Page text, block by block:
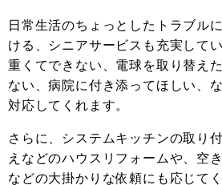
日常生活のちょっとしたトラブル
ける、シニアサービスも充実して
重くてできない、電球を取り替え
ない、病院に付き添ってほしい、
対応してくれます。
さらに、システムキッチンの取り
えなどのハウスリフォームや、空
などの大掛かりな依頼にも応じて